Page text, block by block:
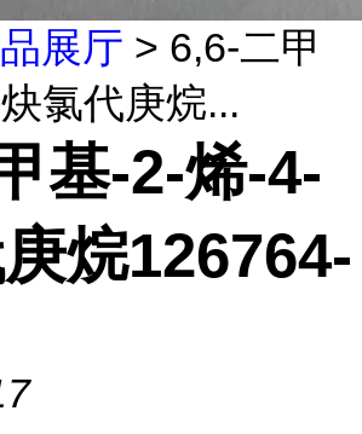
展厅 > 6,6-二甲
氯代庚烷...
基-2-烯-4-
烷126764-